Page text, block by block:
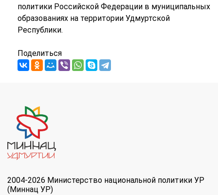
политики Российской Федерации в муниципальных
образованиях на территории Удмуртской
Республики.
Поделиться
2004-2026 Министерство национальной политики УР
(Миннац УР)